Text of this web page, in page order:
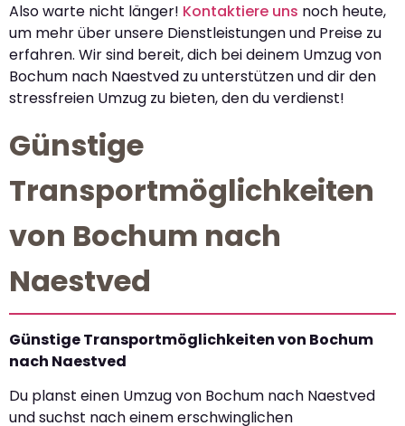
Also warte nicht länger! Kontaktiere uns noch heute,
um mehr über unsere Dienstleistungen und Preise zu
erfahren. Wir sind bereit, dich bei deinem Umzug von
Bochum nach Naestved zu unterstützen und dir den
stressfreien Umzug zu bieten, den du verdienst!
Günstige
Transportmöglichkeiten
von Bochum nach
Naestved
Günstige Transportmöglichkeiten von Bochum
nach Naestved
Du planst einen Umzug von Bochum nach Naestved
und suchst nach einem erschwinglichen